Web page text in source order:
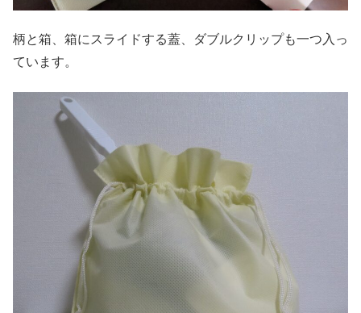
柄と箱、箱にスライドする蓋、ダブルクリップも一つ入っ
ています。